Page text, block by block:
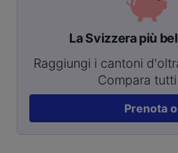
La Svizzera più
Raggiungi i cantoni
Compara
Prenota